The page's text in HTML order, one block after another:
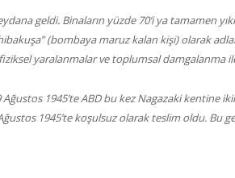
geldi. Binaların yüzde 70’i ya tamamen
(bombaya maruz kalan kişi) olarak
yaralanmalar ve toplumsal damgalanma
1945’te ABD bu kez Nagazaki kentine
1945’te koşulsuz olarak teslim oldu. Bu